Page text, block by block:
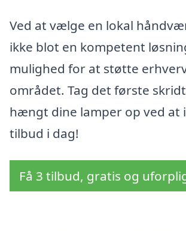
Ved at vælge en lokal
ikke blot en kompetent
mulighed for at støtte
området. Tag det første
hængt dine lamper op ved at
tilbud i dag!
Få 3 tilbud, gratis og